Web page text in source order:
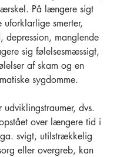
På længere sigt
uforklarlige smerter,
depression, manglende
sig følelsesmæssigt,
af skam og en
sygdomme.
dvs.
over længere tid i
svigt, utilstrækkelig
eller overgreb, kan